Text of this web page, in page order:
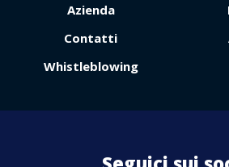
Azienda
Contatti
Whistleblowing